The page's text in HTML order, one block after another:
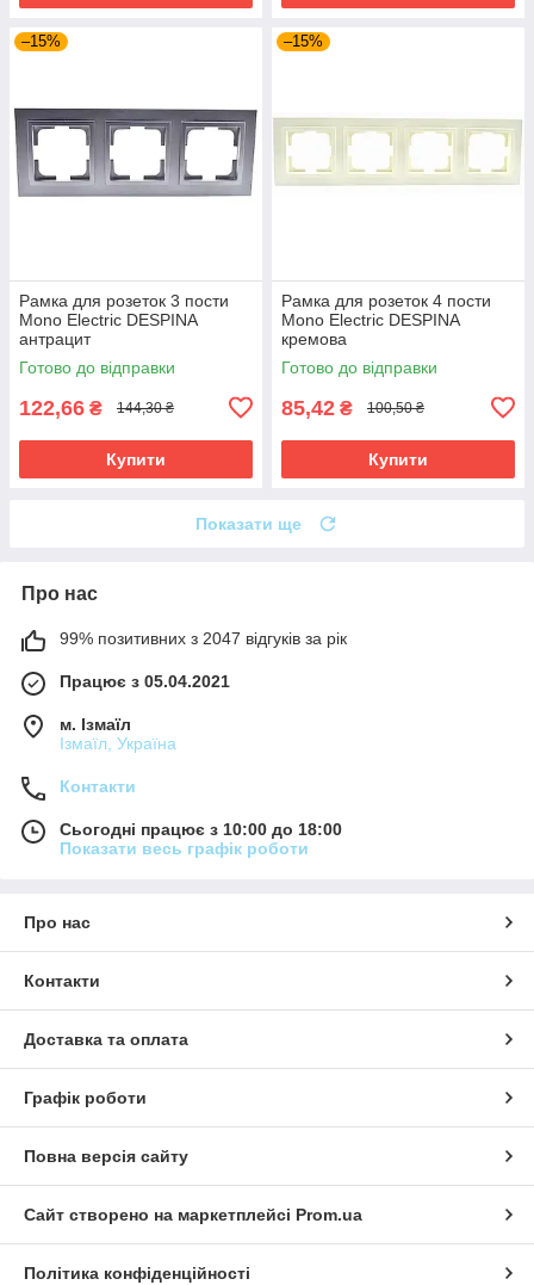
–15%
Рамка для розеток 3 пости
Mono Electric DESPINA
антрацит
Готово до відправки
122,66 ₴ 144,30 ₴
Купити
–15%
Рамка для розеток 4 пости
Mono Electric DESPINA
кремова
Готово до відправки
85,42 ₴ 100,50 ₴
Купити
Показати ще
Про нас
99% позитивних з 2047 відгуків за рік
Працює з 05.04.2021
м. Ізмаїл
Ізмаїл, Україна
Контакти
Сьогодні працює з 10:00 до 18:00
Показати весь графік роботи
Про нас
Контакти
Доставка та оплата
Графік роботи
Повна версія сайту
Сайт створено на маркетплейсі Prom.ua
Політика конфіденційності